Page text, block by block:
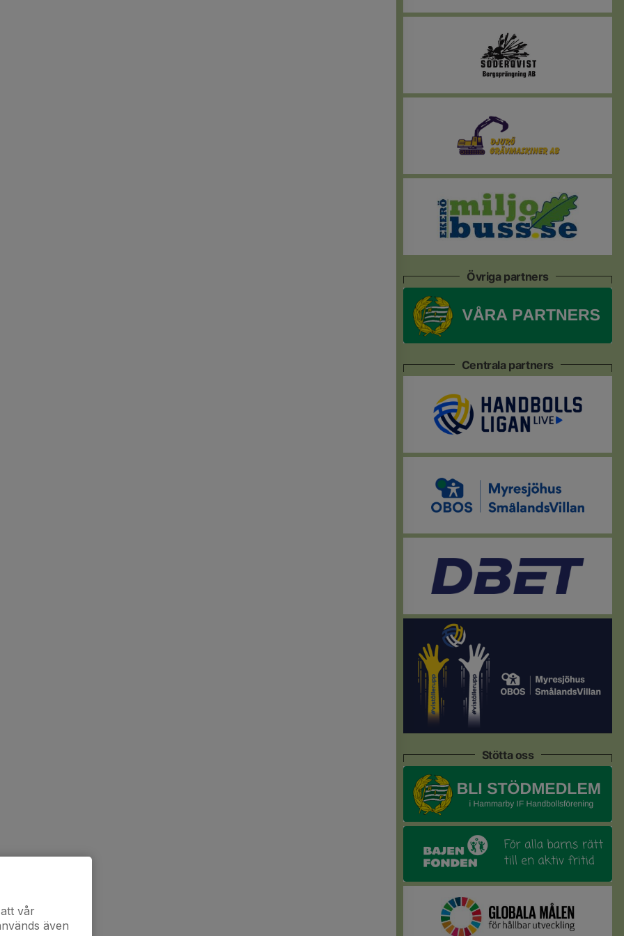
Övriga partners
Centrala partners
Stötta oss
vår
även